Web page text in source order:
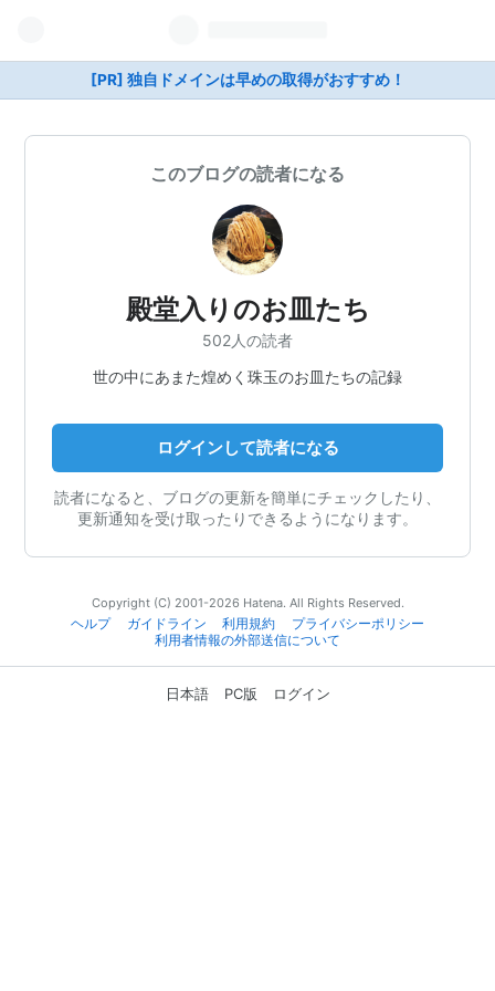
[PR] 独自ドメインは早めの取得がおすすめ！
このブログの読者になる
殿堂入りのお皿たち
502人の読者
世の中にあまた煌めく珠玉のお皿たちの記録
ログインして読者になる
読者になると、ブログの更新を簡単にチェックしたり、
更新通知を受け取ったりできるようになります。
Copyright (C) 2001-2026 Hatena. All Rights Reserved.
ヘルプ
ガイドライン 利用規約
プライバシーポリシー
利用者情報の外部送信について
日本語 PC版 ログイン